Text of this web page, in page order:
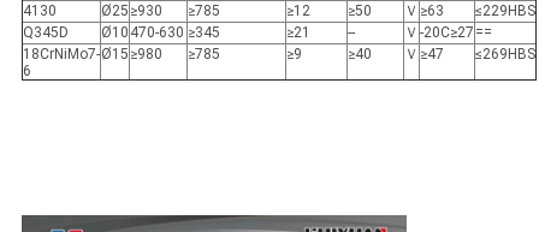
4130 Ø25 ≥930 ≥785 ≥12 ≥50 Ｖ ≥63
≤229HBS
Q345D
Ø10 470-630 ≥345 ≥21 -- Ｖ -20C≥27 ==
18CrNiMo7-
6
Ø15 ≥980 ≥785 ≥9 ≥40 Ｖ ≥47 ≤269HBS